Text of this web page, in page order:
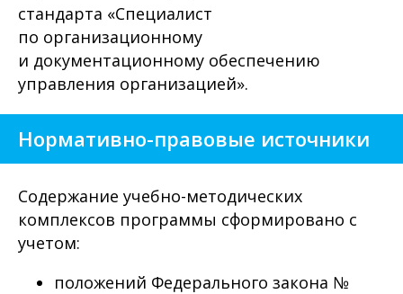
стандарта «Специалист
по организационному
и документационному обеспечению
управления организацией».
Нормативно-правовые источники
Содержание учебно-методических
комплексов программы сформировано с
учетом:
положений Федерального закона №